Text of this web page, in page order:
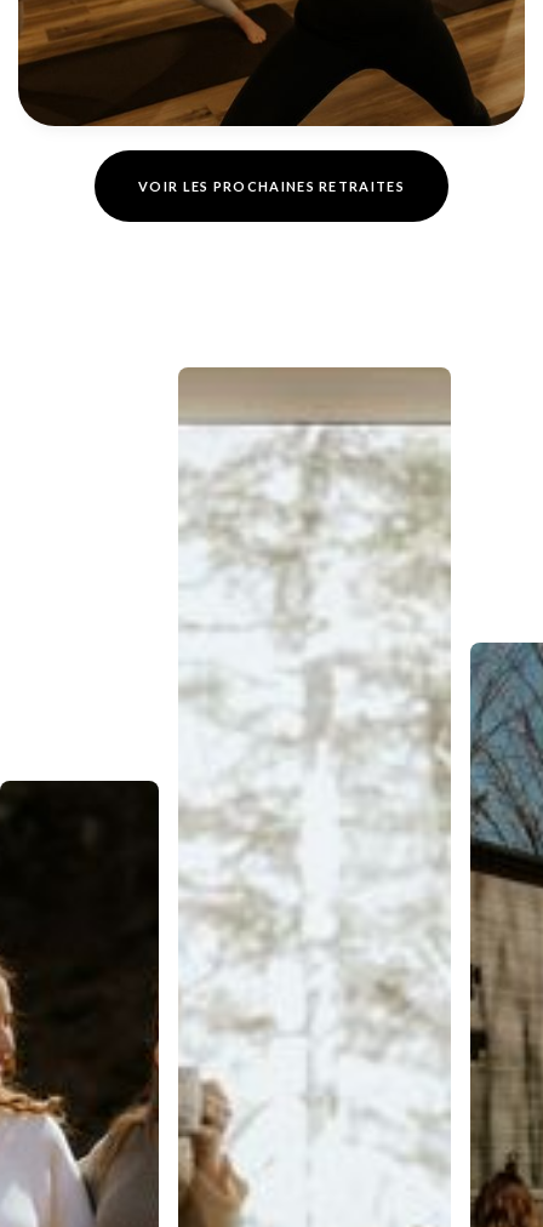
VOIR LES PROCHAINES RETRAITES